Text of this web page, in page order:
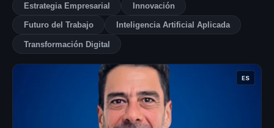
Estrategia Empresarial Innovación
Futuro del Trabajo Inteligencia Artificial Aplicada
Transformación Digital
ES